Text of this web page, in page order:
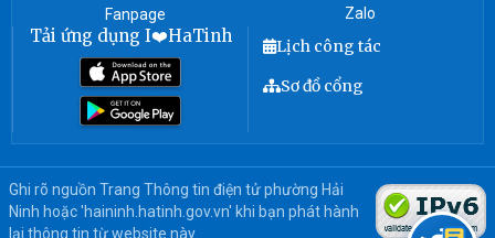
Fanpage Zalo
Tải ứng dụng I❤️HaTinh
Lịch công tác
Sơ đồ cổng
Ghi rõ nguồn Trang Thông tin điện tử phường Hải
Ninh hoặc 'haininh.hatinh.gov.vn' khi bạn phát hành
lại thông tin từ website này.